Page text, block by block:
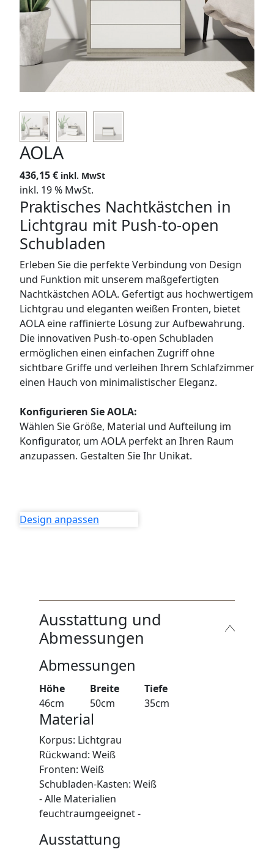
AOLA
436,15€ inkl. MwSt
inkl. 19 % MwSt.
Praktisches Nachtkästchen in
Lichtgrau mit Push-to-open
Schubladen
Erleben Sie die perfekte Verbindung von Design
und Funktion mit unserem maßgefertigten
Nachtkästchen AOLA. Gefertigt aus hochwertigem
Lichtgrau und eleganten weißen Fronten, bietet
AOLA eine raffinierte Lösung zur Aufbewahrung.
Die innovativen Push-to-open Schubladen
ermöglichen einen einfachen Zugriff ohne
sichtbare Griffe und verleihen Ihrem Schlafzimmer
einen Hauch von minimalistischer Eleganz.
Konfigurieren Sie AOLA:
Wählen Sie Größe, Material und Aufteilung im
Konfigurator, um AOLA perfekt an Ihren Raum
anzupassen. Gestalten Sie Ihr Unikat.
Design anpassen
Ausstattung und
Abmessungen
Abmessungen
Höhe
46cm
Breite
50cm
Tiefe
35cm
Material
Korpus: Lichtgrau
Rückwand: Weiß
Fronten: Weiß
Schubladen-Kasten: Weiß
- Alle Materialien
feuchtraumgeeignet -
Ausstattung
SIDEBOARDS
KOMMODEN
LOWBOARDS
FLURMÖBEL
VITRINEN
ECKLÖSUNGEN
SCHIEBETÜREN & SCHIEBETÜRSCHRÄNKE
APOTHEKERSCHRANK
WANDBOARDS
EINZELTEILE
ALLE ANZEIGEN